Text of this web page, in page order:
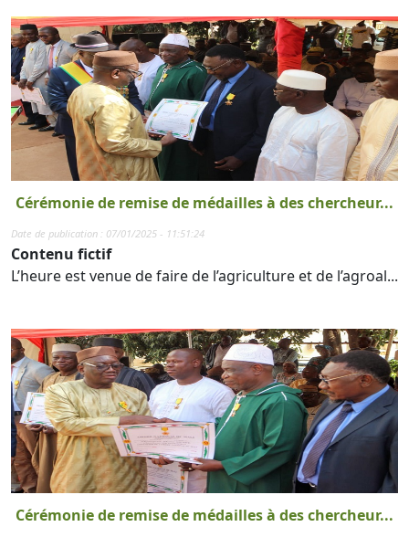
Cérémonie de remise de médailles à des chercheur...
Date de publication : 07/01/2025 - 11:51:24
Contenu fictif
L’heure est venue de faire de l’agriculture et de l’agroal...
Cérémonie de remise de médailles à des chercheur...